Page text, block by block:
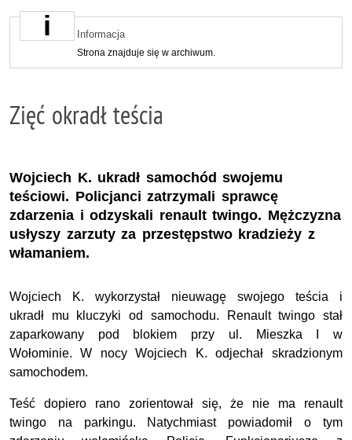
Informacja
Strona znajduje się w archiwum.
Zięć okradł teścia
Wojciech K. ukradł samochód swojemu
teściowi. Policjanci zatrzymali sprawcę
zdarzenia i odzyskali renault twingo. Mężczyzna
usłyszy zarzuty za przestępstwo kradzieży z
włamaniem.
Wojciech K. wykorzystał nieuwagę swojego teścia i
ukradł mu kluczyki od samochodu. Renault twingo stał
zaparkowany pod blokiem przy ul. Mieszka I w
Wołominie. W nocy Wojciech K. odjechał skradzionym
samochodem.
Teść dopiero rano zorientował się, że nie ma renault
twingo na parkingu. Natychmiast powiadomił o tym